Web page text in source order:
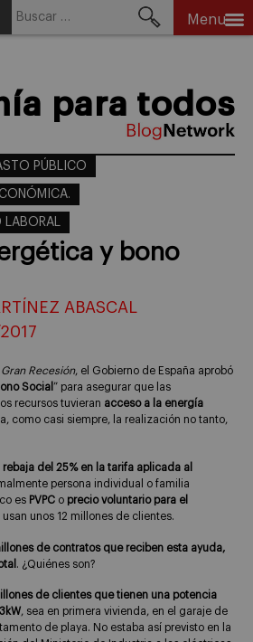
Menu
para todos
PÚBLICO
LABORAL
y bono
ABASCAL
Gran Recesión, el Gobierno de España aprobó
Social ” para asegurar que las
recursos tuvieran acceso a la energía
como casi siempre, la realización no tanto,
rebaja del 25% en la tarifa aplicada al
persona individual o familia
es PVPC o precio voluntario para el
usan unos 12 millones de clientes.
de contratos que reciben esta ayuda,
. ¿Quiénes son?
de clientes que tienen una potencia
, sea en primera vivienda, en el garaje de
de playa. No estaba así previsto en la